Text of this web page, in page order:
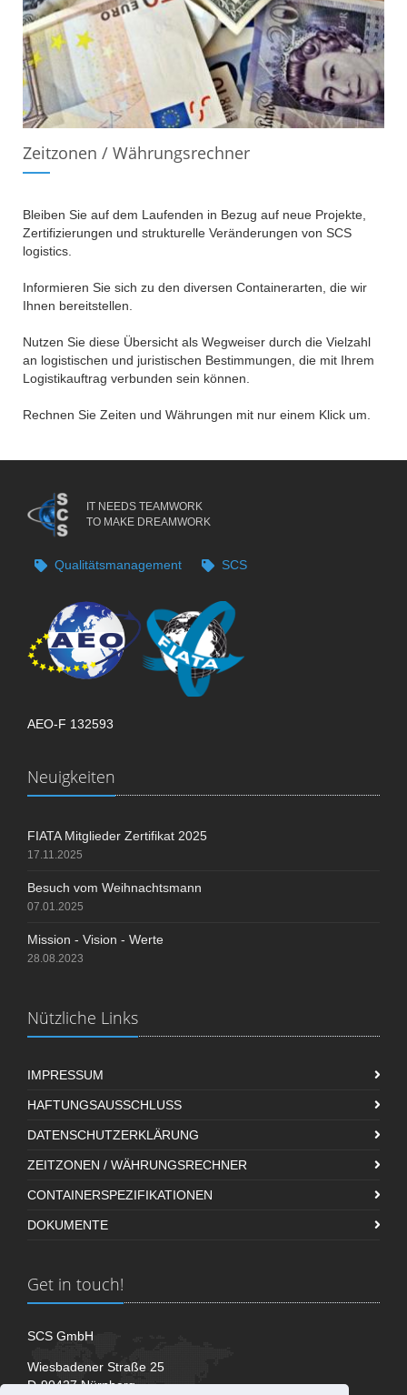
Zeitzonen / Währungsrechner
Bleiben Sie auf dem Laufenden in Bezug auf neue Projekte,
Zertifizierungen und strukturelle Veränderungen von SCS
logistics.
Informieren Sie sich zu den diversen Containerarten, die wir
Ihnen bereitstellen.
Nutzen Sie diese Übersicht als Wegweiser durch die Vielzahl
an logistischen und juristischen Bestimmungen, die mit Ihrem
Logistikauftrag verbunden sein können.
Rechnen Sie Zeiten und Währungen mit nur einem Klick um.
IT NEEDS TEAMWORK
TO MAKE DREAMWORK
Qualitätsmanagement SCS
AEO-F 132593
Neuigkeiten
FIATA Mitglieder Zertifikat 2025
17.11.2025
Besuch vom Weihnachtsmann
07.01.2025
Mission - Vision - Werte
28.08.2023
Nützliche Links
IMPRESSUM
HAFTUNGSAUSSCHLUSS
DATENSCHUTZERKLÄRUNG
ZEITZONEN / WÄHRUNGSRECHNER
CONTAINERSPEZIFIKATIONEN
DOKUMENTE
Get in touch!
SCS GmbH
Wiesbadener Straße 25
D-90427 Nürnberg